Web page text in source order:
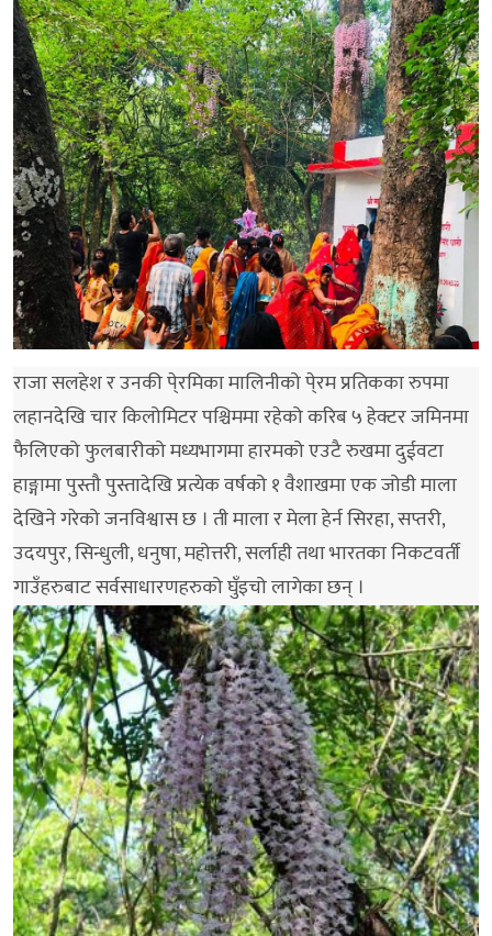
राजा सलहेश र उनकी पे्रमिका मालिनीको पे्रम प्रतिकका रुपमा
लहानदेखि चार किलोमिटर पश्चिममा रहेको करिब ५ हेक्टर जमिनमा
फैलिएको फुलबारीको मध्यभागमा हारमको एउटै रुखमा दुईवटा
हाङ्गामा पुस्तौ पुस्तादेखि प्रत्येक वर्षको १ वैशाखमा एक जोडी माला
देखिने गरेको जनविश्वास छ । ती माला र मेला हेर्न सिरहा, सप्तरी,
उदयपुर, सिन्धुली, धनुषा, महोत्तरी, सर्लाही तथा भारतका निकटवर्ती
गाउँहरुबाट सर्वसाधारणहरुको घुँइचो लागेका छन् ।